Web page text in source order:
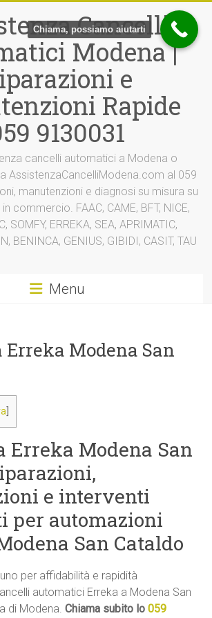
Cancelli
Modena |
e
Rapide
9130031
cancelli automatici a Modena o
AssistenzaCancelliModena.com al 059
manutenzioni e diagnosi su misura su
commercio. FAAC, CAME, BFT, NICE,
SOMFY, ERREKA, SEA, APRIMATIC,
BENINCA, GENIUS, GIBIDI, CASIT, TAU
Menu
Erreka Modena San
Erreka Modena San
e interventi
per automazioni
San Cataldo
uno per affidabilità e rapidità
automatici Erreka a Modena San
di Modena.Chiama subito lo059
Chiama, possiamo aiutarti